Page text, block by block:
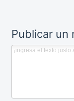
Publicar un